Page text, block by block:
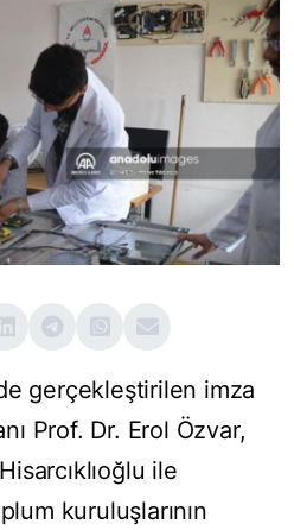
gerçekleştirilen imza
Prof. Dr. Erol Özvar,
ile
kuruluşlarının